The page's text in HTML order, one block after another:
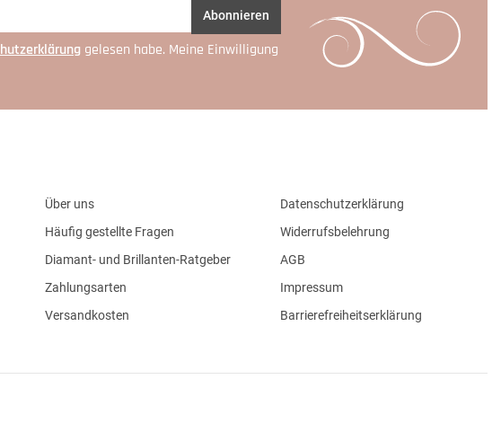
Abonnieren
gelesen habe. Meine Einwilligung
Über uns
Häufig gestellte Fragen
Diamant- und Brillanten-Ratgeber
Zahlungsarten
Versandkosten
Datenschutzerklärung
Widerrufsbelehrung
AGB
Impressum
Barrierefreiheitserklärung